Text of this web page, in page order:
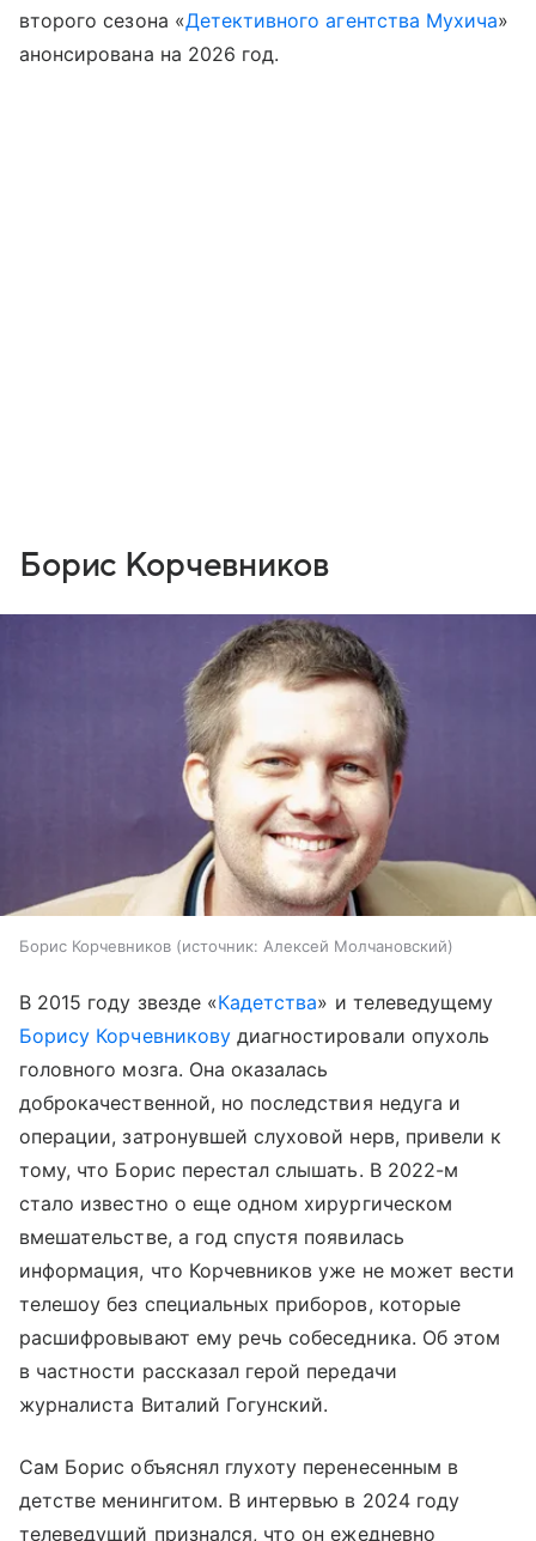
второго сезона «Детективного агентства Мухича»
анонсирована на 2026 год.
Борис Корчевников
Борис Корчевников источник: Алексей Молчановский
В 2015 году звезде «Кадетства» и телеведущему
Борису Корчевниковудиагностировали опухоль
головного мозга. Она оказалась
доброкачественной, но последствия недуга и
операции, затронувшей слуховой нерв, привели к
тому, что Борис перестал слышать. В 2022-м
стало известно о еще одном хирургическом
вмешательстве, а год спустя появилась
информация, что Корчевников уже не может вести
телешоу без специальных приборов, которые
расшифровывают ему речь собеседника. Об этом
в частности рассказал герой передачи
журналиста Виталий Гогунский.
Сам Борис объяснял глухоту перенесенным в
детстве менингитом. В интервью в 2024 году
телеведущий признался, что он ежедневно